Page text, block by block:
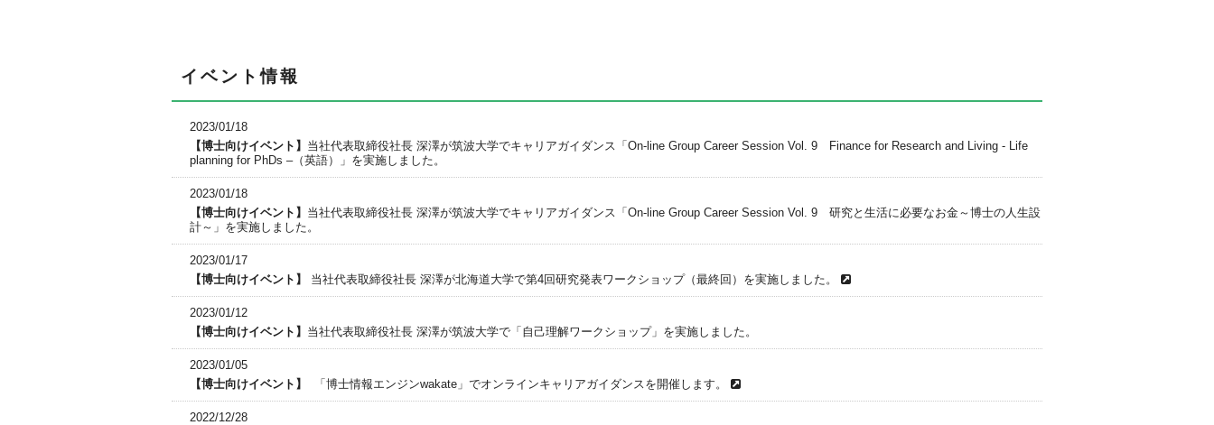
イベント情報
2023/01/18
当社代表取締役社長 深澤が筑波大学でキャリアガイダンス「On-line Group Career Session Vol. 9 Finance for Research and Living - Life
planning for PhDs –（英語）」を実施しました。
2023/01/18
当社代表取締役社長 深澤が筑波大学でキャリアガイダンス「On-line Group Career Session Vol. 9 研究と生活に必要なお金～博士の人生設
計～」を実施しました。
2023/01/17
当社代表取締役社長 深澤が北海道大学で第4回研究発表ワークショップ（最終回）を実施しました。
2023/01/12
当社代表取締役社長 深澤が筑波大学で「自己理解ワークショップ」を実施しました。
2023/01/05
「博士情報エンジンwakate」でオンラインキャリアガイダンスを開催します。
2022/12/28